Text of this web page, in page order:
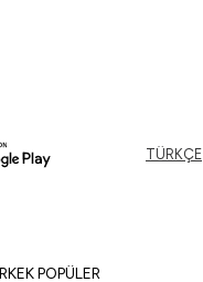
TÜRKÇE
POPÜLER